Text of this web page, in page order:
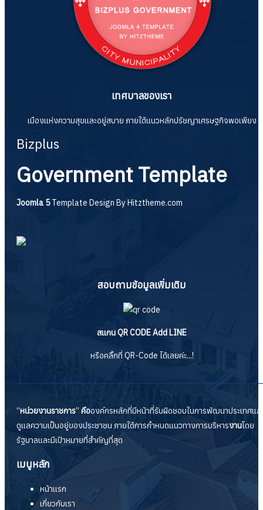
เทศบาลของเรา
เมืองแห่งความสุขและอยู่สบาย ภายใต้แนวหลักปรัชญาเศรษฐกิจพอเพียง
Bizplus
Government Template
Joomla 5Template Design ByHitztheme.com
สอบถามข้อมูลเพิ่มเติม
สแกน QR CODE Add LINE
หรือคลิ๊กที่ QR-Code ได้เลยค่ะ...!
“หน่วยงานราชการ” คือองค์กรหลักที่มีหน้าที่รับผิดชอบในการพัฒนาประเทศแล
ดูแลความเป็นอยู่ของประชาชน ภายใต้การกำหนดแนวทางการบริหารงานโดย
รัฐบาลและมีเป้าหมายที่สำคัญที่สุด
เมนูหลัก
หน้าแรก
เกี่ยวกับเรา